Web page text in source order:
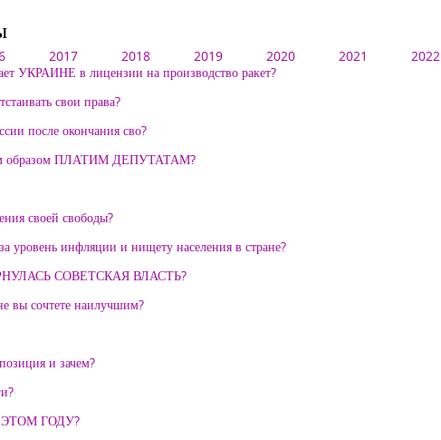
2017 2018 2019 2020 2021 2022
УКРАИНЕ в лицензии на производство ракет?
свои права?
после окончания сво?
ПЛАТИМ ДЕПУТАТАМ?
своей свободы?
уровень инфляции и нищету населения в стране?
СОВЕТСКАЯ ВЛАСТЬ?
вы сочтете наилучшим?
и зачем?
ГОДУ?